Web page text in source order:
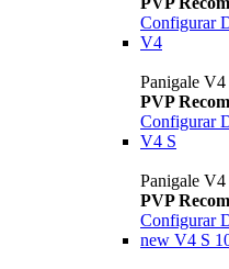
Configurar
V4
Panigale V4
PVP
Configurar
V4 S
Panigale V4
PVP
Configurar
new V4 S